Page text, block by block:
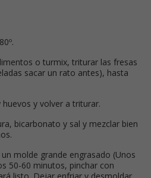
o turmix, triturar las fresas
sacar un rato antes), hasta
y volver a triturar.
bicarbonato y sal y mezclar bien
molde grande engrasado (Unos
50-60 minutos, pinchar con